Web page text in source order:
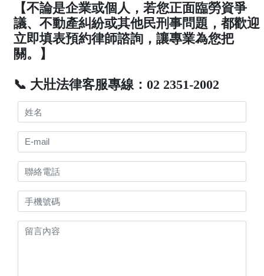
【不論是企業或個人，若您正面臨勞資爭
議、不動產糾紛或其他民刑事問題，都歡迎
立即填表預約律師諮詢，讓專業為您把
關。】
📞 大壯法律客服專線：02 2351-2002